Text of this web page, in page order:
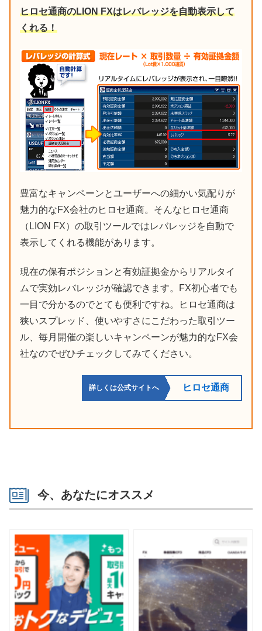
ヒロセ通商のLION FXはレバレッジを自動表示して
くれる！
豊富なキャンペーンとユーザーへの細かい気配りが
魅力的なFX会社のヒロセ通商。そんなヒロセ通商
（LION FX）の取引ツールではレバレッジを自動で
表示してくれる機能があります。
現在の保有ポジションと有効証拠金からリアルタイ
ムで実効レバレッジが確認できます。FX初心者でも
一目で分かるのでとても便利ですね。ヒロセ通商は
狭いスプレッド、使いやすさにこだわった取引ツー
ル、毎月開催の楽しいキャンペーンが魅力的なFX会
社なのでぜひチェックしてみてください。
詳しくは公式サイトへ ヒロセ通商
今、あなたにオススメ